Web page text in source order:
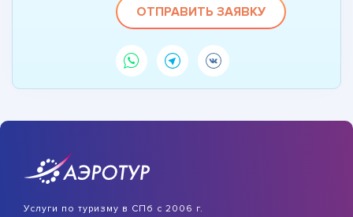
ОТПРАВИТЬ ЗАЯВКУ
Услуги по туризму в СПб с 2006 г.